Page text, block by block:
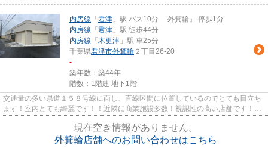
内房線 「 君津 」駅 バス10分 「外箕輪」 停歩1分
内房線 「 君津 」駅 徒歩44分
内房線 「 木更津 」駅 車25分
千葉県君津市外箕輪 ２丁目26-20
-
築年数：築44年
階数：1階建 地下1階
交通量の多い県道１５８号線に面し、直線区間に位置しているのでとても目立ち
ます！室内とても綺麗です！！近隣に商業施設多数！視認性の高い店舗です！店
現在空き情報がありません。
外箕輪店舗へのお問い合わせはこちら